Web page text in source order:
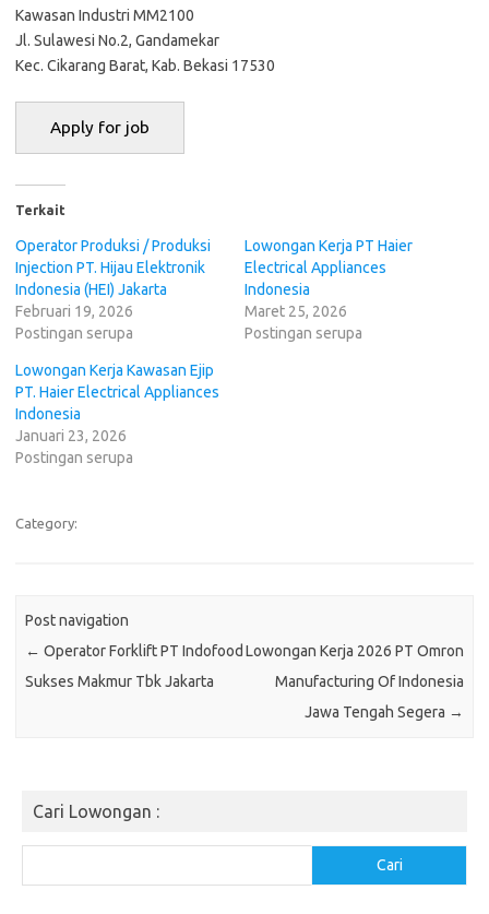
Kawasan Industri MM2100
Jl. Sulawesi No.2, Gandamekar
Kec. Cikarang Barat, Kab. Bekasi 17530
Terkait
Operator Produksi / Produksi
Injection PT. Hijau Elektronik
Indonesia (HEI) Jakarta
Februari 19, 2026
Postingan serupa
Lowongan Kerja PT Haier
Electrical Appliances
Indonesia
Maret 25, 2026
Postingan serupa
Lowongan Kerja Kawasan Ejip
PT. Hаіеr Elесtrісаl Aррlіаnсеѕ
Indonesia
Januari 23, 2026
Postingan serupa
Category:
Post navigation
← Operator Forklift PT Indofood
Sukses Makmur Tbk Jakarta
Lowongan Kerja 2026 PT Omron
Manufacturing Of Indonesia
Jawa Tengah Segera →
Cari Lowongan :
Cari